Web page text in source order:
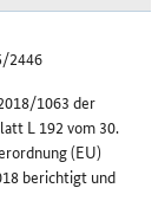
2446
1063 der
L 192 vom 30.
(EU)
berichtigt und